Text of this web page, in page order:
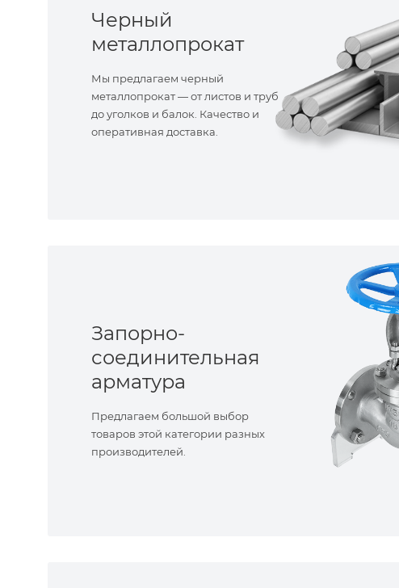
Черный
металлопрокат
Мы предлагаем черный
металлопрокат — от листов и труб
до уголков и балок. Качество и
оперативная доставка.
Запорно-
соединительная
арматура
Предлагаем большой выбор
товаров этой категории разных
производителей.